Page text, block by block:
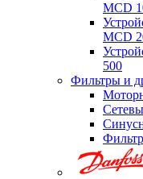
MCD
MCD
500
Фильтры и